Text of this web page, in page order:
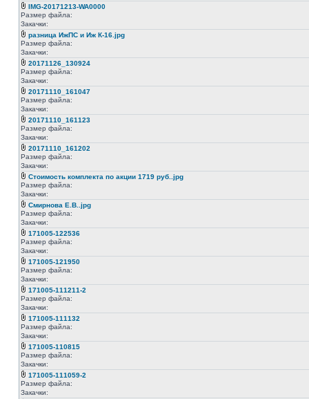
IMG-20171213-WA0000
Размер файла:
Закачки:
разница ИжПС и Иж К-16.jpg
Размер файла:
Закачки:
20171126_130924
Размер файла:
Закачки:
20171110_161047
Размер файла:
Закачки:
20171110_161123
Размер файла:
Закачки:
20171110_161202
Размер файла:
Закачки:
Стоимость комплекта по акции 1719 руб..jpg
Размер файла:
Закачки:
Смирнова Е.В..jpg
Размер файла:
Закачки:
171005-122536
Размер файла:
Закачки:
171005-121950
Размер файла:
Закачки:
171005-111211-2
Размер файла:
Закачки:
171005-111132
Размер файла:
Закачки:
171005-110815
Размер файла:
Закачки:
171005-111059-2
Размер файла:
Закачки: